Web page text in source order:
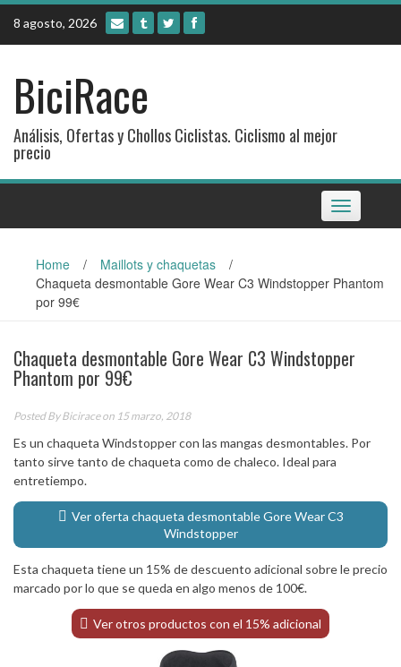
Skip
content
8 agosto, 2026
BiciRace
Análisis, Ofertas y Chollos Ciclistas. Ciclismo al mejor
precio
Toggle
navigation
Home / Maillots y chaquetas
/
Chaqueta desmontable Gore Wear C3 Windstopper Phantom
por 99€
Chaqueta desmontable Gore Wear C3 Windstopper
Phantom por 99€
Posted ByBiciraceon 15 marzo, 2018
Es un chaqueta Windstopper con las mangas desmontables. Por
tanto sirve tanto de chaqueta como de chaleco. Ideal para
entretiempo.
Ver oferta chaqueta desmontable Gore Wear C3
Windstopper
Esta chaqueta tiene un 15% de descuento adicional sobre le precio
marcado por lo que se queda en algo menos de 100€.
Ver otros productos con el 15% adicional